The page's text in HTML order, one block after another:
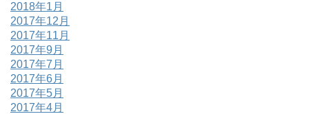
2018年1月
2017年12月
2017年11月
2017年9月
2017年7月
2017年6月
2017年5月
2017年4月